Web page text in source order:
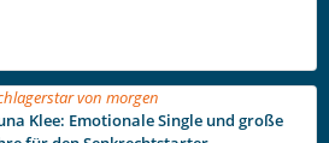
von morgen
Klee: Emotionale Single und große